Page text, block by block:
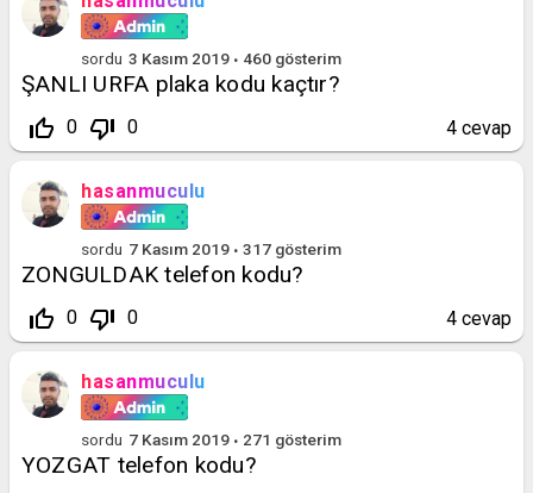
sordu 3 Kasım 2019 460 gösterim
ŞANLI URFA plaka kodu kaçtır?
thumb_up_off_alt 0 thumb_down_off_alt 0 4 cevap
hasanmuculu
sordu 7 Kasım 2019 317 gösterim
ZONGULDAK telefon kodu?
thumb_up_off_alt 0 thumb_down_off_alt 0 4 cevap
hasanmuculu
sordu 7 Kasım 2019 271 gösterim
YOZGAT telefon kodu?